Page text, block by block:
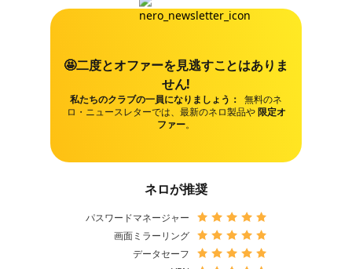
🤩二度とオファーを見逃すことはありま
せん!
私たちのクラブの一員になりましょう： 無料のネ
ロ・ニュースレターでは、最新のネロ製品や限定オ
ファー。
ネロが推奨
パスワードマネージャー
画面ミラーリング
データセーフ